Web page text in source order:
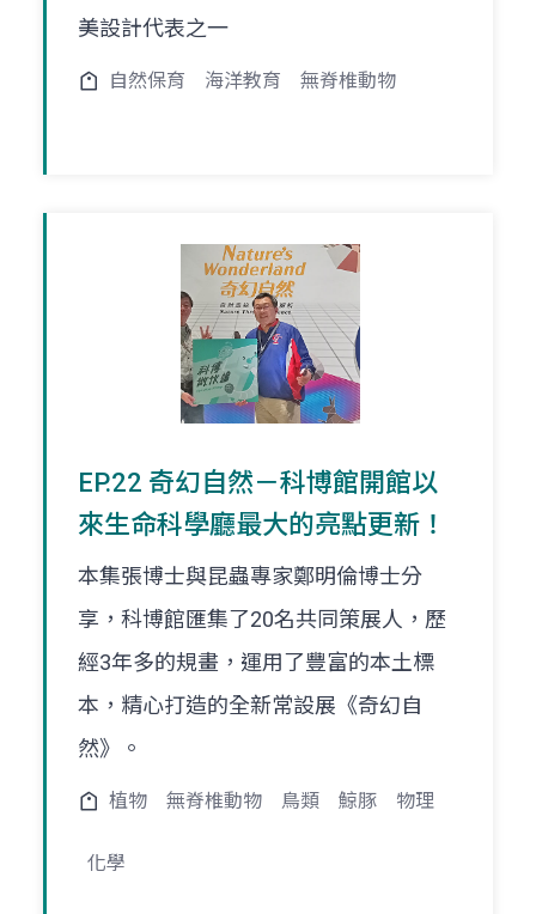
美設計代表之一
自然保育 海洋教育 無脊椎動物
EP.22 奇幻自然－科博館開館以
來生命科學廳最大的亮點更新！
本集張博士與昆蟲專家鄭明倫博士分
享，科博館匯集了20名共同策展人，歷
經3年多的規畫，運用了豐富的本土標
本，精心打造的全新常設展《奇幻自
然》。
植物 無脊椎動物 鳥類 鯨豚 物理
化學